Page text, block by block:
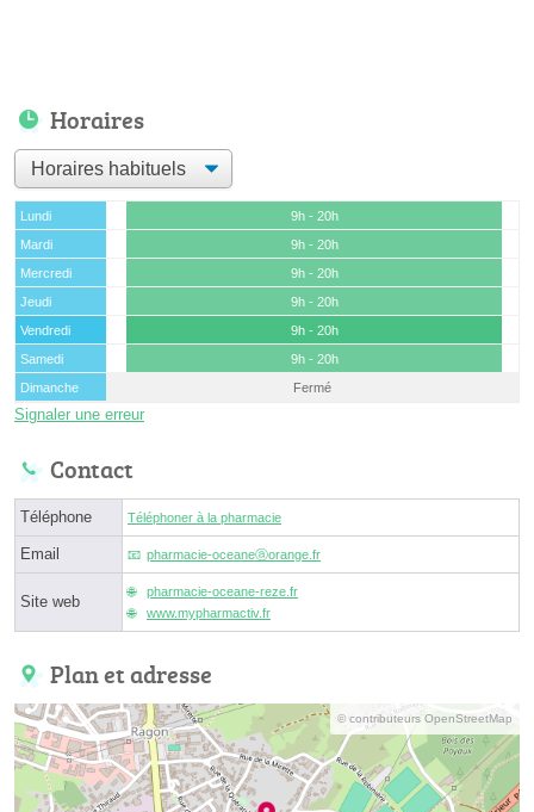
Horaires
Lundi
9h - 20h
Mardi
9h - 20h
Mercredi
9h - 20h
Jeudi
9h - 20h
Vendredi
9h - 20h
Samedi
9h - 20h
Dimanche
Fermé
Signaler une erreur
Contact
Téléphone Téléphoner à la pharmacie
Email pharmacie-oceaneⓐorange.fr
Site web
pharmacie-oceane-reze.fr
www.mypharmactiv.fr
Plan et adresse
© contributeurs OpenStreetMap